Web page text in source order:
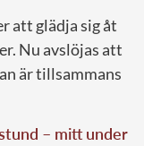
att glädja sig åt
Nu avslöjas att
är tillsammans
– mitt under